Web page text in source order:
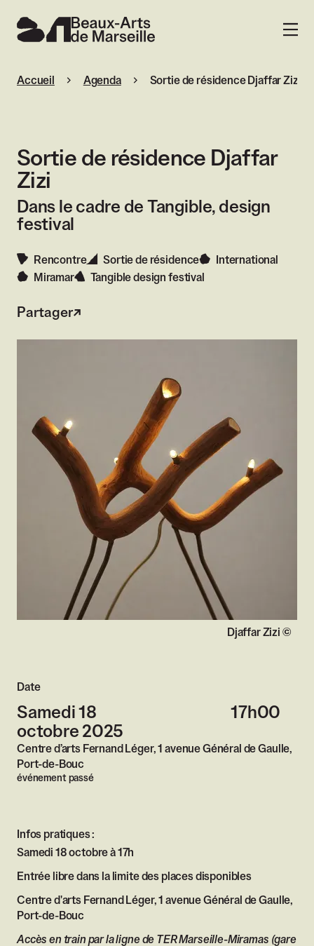
Beaux-Arts de Marseille
MENU
Accueil Agenda Sortie de résidence Djaffar Zizi
Sortie de résidence Djaffar
Zizi
Dans le cadre de Tangible, design
festival
Rencontre Sortie de résidence
International
Miramar
Tangible design festival
Partager
Droits réservés :
Djaffar Zizi
Date
Samedi 18
octobre 2025
17h00
Centre d’arts Fernand Léger, 1 avenue Général de Gaulle,
Port-de-Bouc
événement passé
Infos pratiques :
Samedi 18 octobre à 17h
Entrée libre dans la limite des places disponibles
Centre d'arts Fernand Léger, 1 avenue Général de Gaulle,
Port-de-Bouc
Accès en train par la ligne de TER Marseille-Miramas (gare